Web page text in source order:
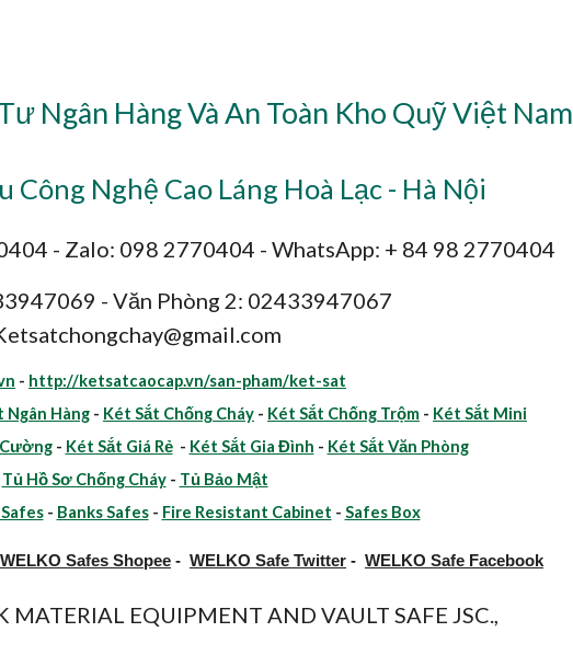
Ngân Hàng Và An Toàn Kho Quỹ Việt Nam
Nghệ Cao Láng Hoà Lạc - Hà Nội
- Zalo: 098 2770404 - WhatsApp: + 84 98 2770404
- Văn Phòng 2: 02433947067
- http://ketsatcaocap.vn/san-pham/ket-sat
Ngân Hàng - Két Sắt Chống Cháy - Két Sắt Chống Trộm - Két Sắt Mini
- Két Sắt Giá Rẻ- Két Sắt Gia Đình - Két Sắt Văn Phòng
Tủ Hồ Sơ Chống Cháy- Tủ Bảo Mật
- Banks Safes- Fire Resistant Cabinet - Safes Box
WELKO Safes Shopee - WELKO Safe Twitter - WELKO Safe Facebook
EQUIPMENT AND VAULT SAFE JSC.,